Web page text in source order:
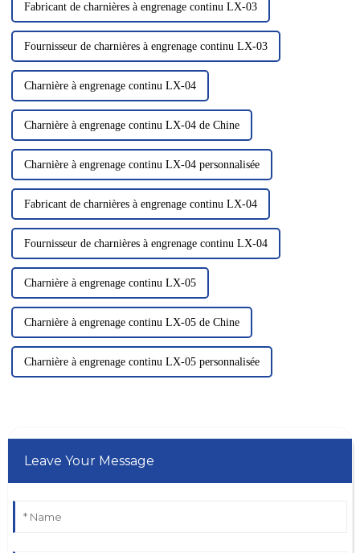
Fabricant de charnières à engrenage continu LX-03
Fournisseur de charnières à engrenage continu LX-03
Charnière à engrenage continu LX-04
Charnière à engrenage continu LX-04 de Chine
Charnière à engrenage continu LX-04 personnalisée
Fabricant de charnières à engrenage continu LX-04
Fournisseur de charnières à engrenage continu LX-04
Charnière à engrenage continu LX-05
Charnière à engrenage continu LX-05 de Chine
Charnière à engrenage continu LX-05 personnalisée
Leave Your Message